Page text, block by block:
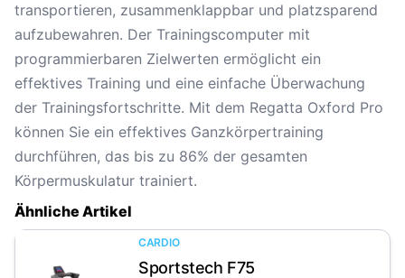
transportieren, zusammenklappbar und platzsparend
aufzubewahren. Der Trainingscomputer mit
programmierbaren Zielwerten ermöglicht ein
effektives Training und eine einfache Überwachung
der Trainingsfortschritte. Mit dem Regatta Oxford Pro
können Sie ein effektives Ganzkörpertraining
durchführen, das bis zu 86% der gesamten
Körpermuskulatur trainiert.
Ähnliche Artikel
CARDIO
Sportstech F75